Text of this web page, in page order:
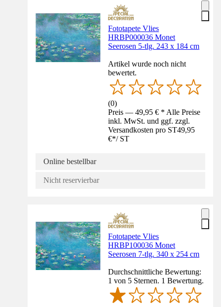
Fototapete Vlies
HRBP000036 Monet
Seerosen 5-tlg. 243 x 184 cm
Artikel wurde noch nicht
bewertet.
(0)
Preis — 49,95 € * Alle Preise
inkl. MwSt. und ggf. zzgl.
Versandkosten pro ST49,95
€*/ ST
Online bestellbar
Nicht reservierbar
Fototapete Vlies
HRBP100036 Monet
Seerosen 7-tlg. 340 x 254 cm
Durchschnittliche Bewertung:
1 von 5 Sternen. 1 Bewertung.